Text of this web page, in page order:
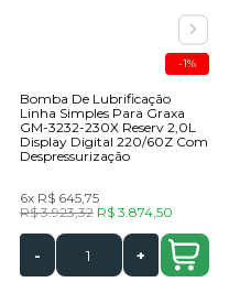
-1%
Bomba De Lubrificação
Linha Simples Para Graxa
GM-3232-230X Reserv 2,0L
Display Digital 220/60Z Com
Despressurização
6x R$ 645,75
R$ 3.923,32 R$ 3.874,50
- +